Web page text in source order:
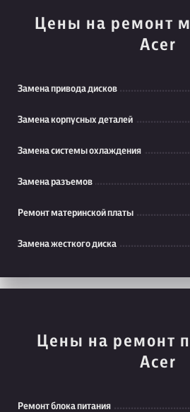
Цены на ремонт
Acer
Замена привода дисков
Замена корпусных деталей
Замена системы охлаждения
Замена разъемов
Ремонт материнской платы
Замена жесткого диска
Цены на ремонт
Acer
Ремонт блока питания